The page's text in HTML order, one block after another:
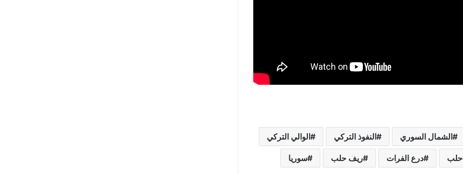
الشمال السوري النفوذ التركي الوالي التركي
حلب درع الفرات ريف حلب سوريا